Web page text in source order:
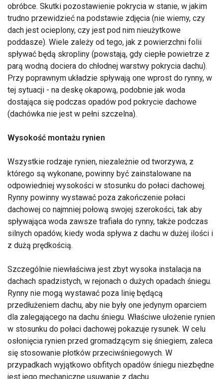
obróbce. Skutki pozostawienie pokrycia w stanie, w jakim
trudno przewidzieć na podstawie zdjęcia (nie wiemy, czy
dach jest ocieplony, czy jest pod nim nieużytkowe
poddasze). Wiele zależy od tego, jak z powierzchni folii
spływać będą skropliny (powstają, gdy ciepłe powietrze z
parą wodną dociera do chłodnej warstwy pokrycia dachu).
Przy poprawnym układzie spływają one wprost do rynny, w
tej sytuacji - na deskę okapową, podobnie jak woda
dostająca się podczas opadów pod pokrycie dachowe
(dachówka nie jest w pełni szczelna).
Wysokość montażu rynien
Wszystkie rodzaje rynien, niezależnie od tworzywa, z
którego są wykonane, powinny być zainstalowane na
odpowiedniej wysokości w stosunku do połaci dachowej.
Rynny powinny wystawać poza zakończenie połaci
dachowej co najmniej połową swojej szerokości, tak aby
spływająca woda zawsze trafiała do rynny, także podczas
silnych opadów, kiedy woda spływa z dachu w dużej ilości i
z dużą prędkością.
Szczególnie niewłaściwa jest zbyt wysoka instalacja na
dachach spadzistych, w rejonach o dużych opadach śniegu.
Rynny nie mogą wystawać poza linię będącą
przedłużeniem dachu, aby nie były one jedynym oparciem
dla zalegającego na dachu śniegu. Właściwe ułożenie rynien
w stosunku do połaci dachowej pokazuje rysunek. W celu
osłonięcia rynien przed gromadzącym się śniegiem, zaleca
się stosowanie płotków przeciwśniegowych. W
przypadkach wyjątkowo obfitych opadów śniegu niezbędne
jest jego mechaniczne usuwanie z dachu.